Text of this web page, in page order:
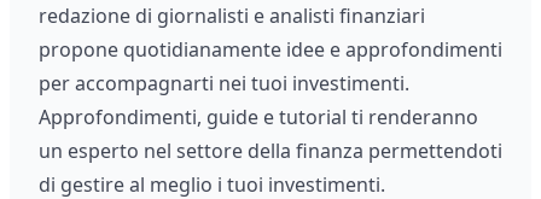
redazione di giornalisti e analisti finanziari
propone quotidianamente idee e approfondimenti
per accompagnarti nei tuoi investimenti.
Approfondimenti, guide e tutorial ti renderanno
un esperto nel settore della finanza permettendoti
di gestire al meglio i tuoi investimenti.